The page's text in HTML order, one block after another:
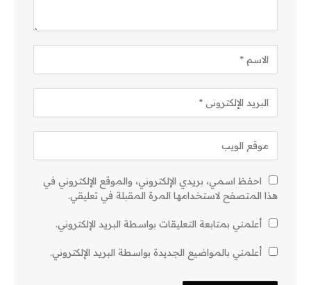
احفظ اسمي، بريدي الإلكتروني، والموقع الإلكتروني في
هذا المتصفح لاستخدامها المرة المقبلة في تعليقي.
أعلمني بمتابعة التعليقات بواسطة البريد الإلكتروني.
أعلمني بالمواضيع الجديدة بواسطة البريد الإلكتروني.